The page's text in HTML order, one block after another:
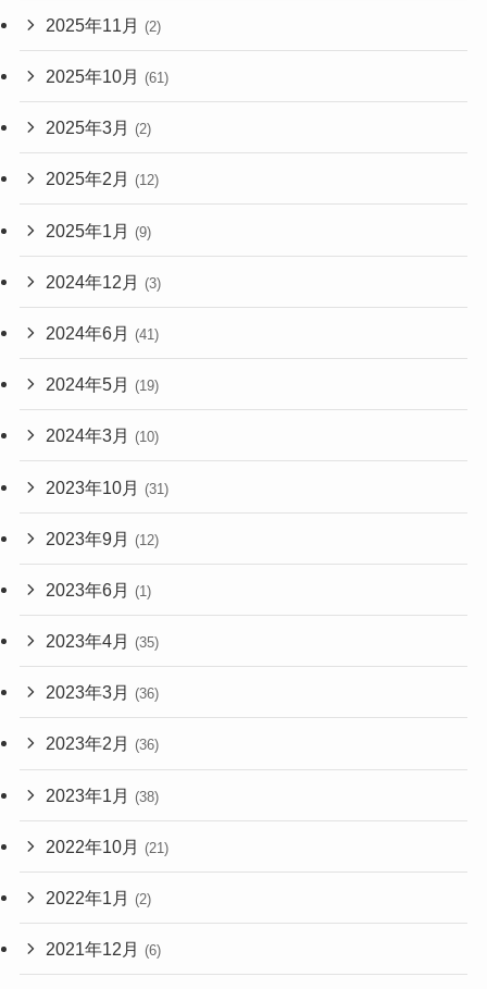
2025年11月 (2)
2025年10月 (61)
2025年3月 (2)
2025年2月 (12)
2025年1月 (9)
2024年12月 (3)
2024年6月 (41)
2024年5月 (19)
2024年3月 (10)
2023年10月 (31)
2023年9月 (12)
2023年6月 (1)
2023年4月 (35)
2023年3月 (36)
2023年2月 (36)
2023年1月 (38)
2022年10月 (21)
2022年1月 (2)
2021年12月 (6)